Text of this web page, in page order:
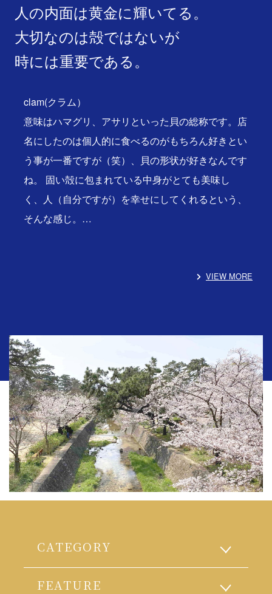
人の内面は黄金に輝いてる。
大切なのは殻ではないが
時には重要である。
clam(クラム）
意味はハマグリ、アサリといった貝の総称です。店
名にしたのは個人的に食べるのがもちろん好きとい
う事が一番ですが（笑）、貝の形状が好きなんです
ね。 固い殻に包まれている中身がとても美味し
く、人（自分ですが）を幸せにしてくれるという、
そんな感じ。…
VIEW MORE
CATEGORY
FEATURE